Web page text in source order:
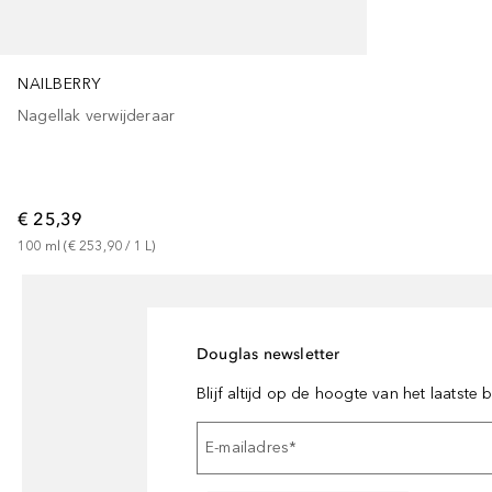
NAILBERRY
Nagellak verwijderaar
€ 25,39
100 ml (€ 253,90 / 1 L)
Douglas newsletter
Blijf altijd op de hoogte van het laatste
E-mailadres*